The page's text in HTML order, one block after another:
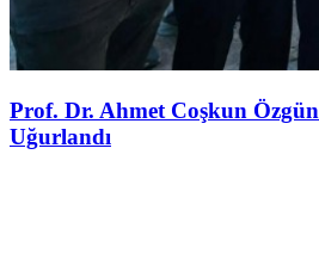
Prof. Dr. Ahmet Coşkun
Uğurlandı